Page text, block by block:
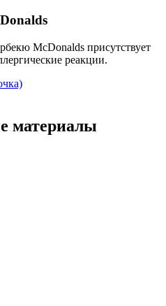
McDonalds присутствует
реакции.
материалы